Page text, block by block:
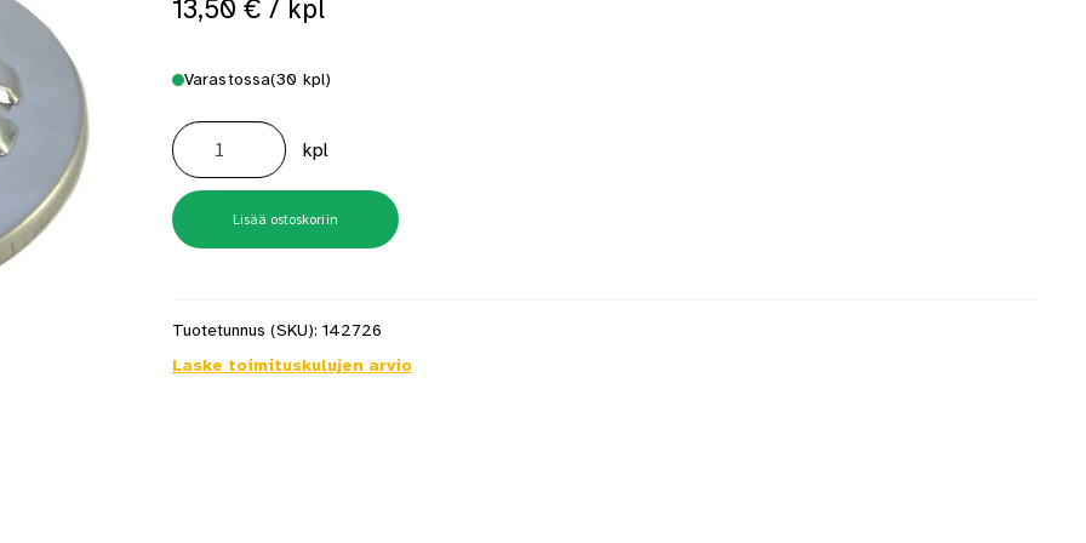
saunan puupinnat taas siisteiksi
13,50 € / kpl
Varastossa(30 kpl)
Ulkosäleikkö
US-
SV
200mm
Sinkki
määrä
kpl
Lisää ostoskoriin
Tuotetunnus (SKU): 142726
Laske toimituskulujen arvio